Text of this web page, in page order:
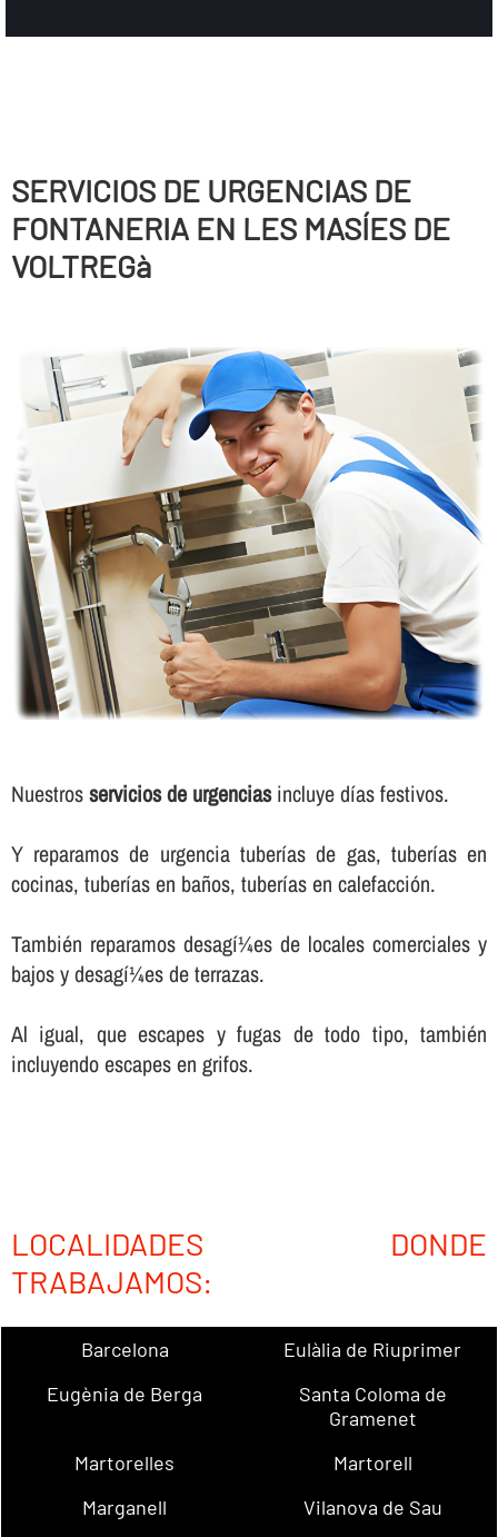
SERVICIOS DE URGENCIAS DE
FONTANERIA EN LES MASÍES DE
VOLTREGà
Nuestrosservicios de urgenciasincluye dí­as festivos.
Y reparamos de urgencia tuberí­as de gas, tuberí­as en
cocinas, tuberí­as en baños, tuberí­as en calefacción.
También reparamos desagí¼es de locales comerciales y
bajos y desagí¼es de terrazas.
Al igual, que escapes y fugas de todo tipo, también
incluyendo escapes en grifos.
LOCALIDADES DONDE
TRABAJAMOS:
Barcelona
Eulàlia de Riuprimer
Eugènia de Berga
Santa Coloma de
Gramenet
Martorelles
Martorell
Marganell
Vilanova de Sau